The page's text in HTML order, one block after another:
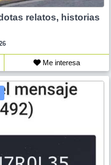
relatos, historias
Me interesa